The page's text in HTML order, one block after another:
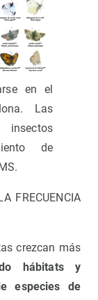
en el
Las
de
FRECUENCIA
crezcan más
hábitats y
especies de